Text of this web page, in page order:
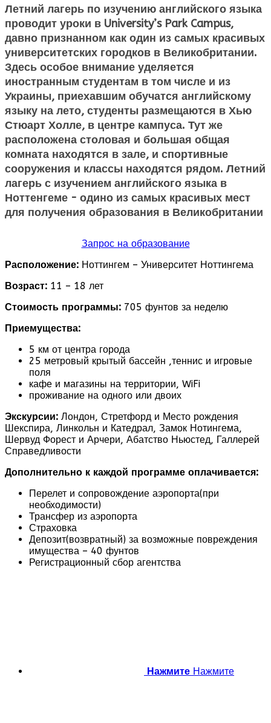
Летний лагерь по изучению английского языка
проводит уроки в University’s Park Campus,
давно признанном как один из самых красивых
университетских городков в Великобритании.
Здесь особое внимание уделяется
иностранным студентам в том числе и из
Украины, приехавшим обучатся английскому
языку на лето, студенты размещаются в Хью
Стюарт Холле, в центре кампуса. Тут же
расположена столовая и большая общая
комната находятся в зале, и спортивные
сооружения и классы находятся рядом. Летний
лагерь с изучением английского языка в
Ноттенгеме - одино из самых красивых мест
для получения образования в Великобритании
Запрос на образование
Расположение: Ноттингем – Университет Ноттингема
Возраст: 11 – 18 лет
Стоимость программы: 705 фунтов за неделю
Приемущества:
5 км от центра города
25 метровый крытый бассейн ,теннис и игровые
поля
кафе и магазины на территории, WiFi
проживание на одного или двоих
Экскурсии: Лондон, Стретфорд и Место рождения
Шекспира, Линкольн и Катедрал, Замок Нотингема,
Шервуд Форест и Арчери, Абатство Ньюстед, Галлерей
Справедливости
Дополнительно к каждой программе оплачивается:
Перелет и сопровождение аэропорта(при
необходимости)
Трансфер из аэропорта
Страховка
Депозит(возвратный) за возможные повреждения
имущества – 40 фунтов
Регистрационный сбор агентства
Нажмите Нажмите